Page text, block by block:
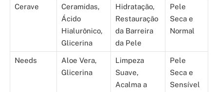
Cerave
Ceramidas,
Ácido
Hialurônico,
Glicerina
Hidratação,
Restauração
da Barreira
da Pele
Pele
Seca e
Normal
Needs
Aloe Vera,
Glicerina
Limpeza
Suave,
Acalma a
Pele
Seca e
Sensível